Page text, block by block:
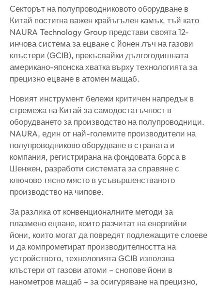
Секторът на полупроводниковото оборудване в
Китай постигна важен крайъгълен камък, тъй като
NAURA Technology Group представи своята 12-
инчова система за ецване с йонен лъч на газови
клъстери (GCIB), прекъсвайки дългогодишната
американо-японска хватка върху технологията за
прецизно ецване в атомен мащаб.
Новият инструмент бележи критичен напредък в
стремежа на Китай за самодостатъчност в
оборудването за производство на полупроводници.
NAURA, един от най-големите производители на
полупроводниково оборудване в страната и
компания, регистрирана на фондовата борса в
Шенжен, разработи системата за справяне с
ключово тясно място в усъвършенстваното
производство на чипове.
За разлика от конвенционалните методи за
плазмено ецване, които разчитат на енергийни
йони, които могат да повредят подлежащите слоеве
и да компрометират производителността на
устройството, технологията GCIB използва
клъстери от газови атоми – снопове йони в
нанометров мащаб – за осигуряване на прецизно,